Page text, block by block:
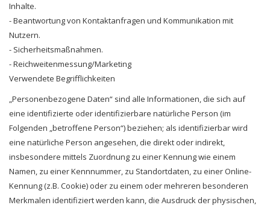
Inhalte.
- Beantwortung von Kontaktanfragen und Kommunikation mit
Nutzern.
- Sicherheitsmaßnahmen.
- Reichweitenmessung/Marketing
Verwendete Begrifflichkeiten
„Personenbezogene Daten“ sind alle Informationen, die sich auf
eine identifizierte oder identifizierbare natürliche Person (im
Folgenden „betroffene Person“) beziehen; als identifizierbar wird
eine natürliche Person angesehen, die direkt oder indirekt,
insbesondere mittels Zuordnung zu einer Kennung wie einem
Namen, zu einer Kennnummer, zu Standortdaten, zu einer Online-
Kennung (z.B. Cookie) oder zu einem oder mehreren besonderen
Merkmalen identifiziert werden kann, die Ausdruck der physischen,